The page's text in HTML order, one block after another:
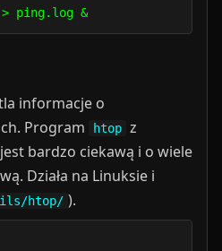
informacje o
Program
htop z
bardzo ciekawą i o wiele
Działa na Linuksie i
htop/ ).